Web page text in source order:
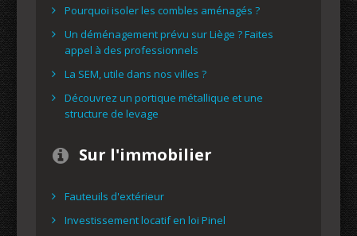
Pourquoi isoler les combles aménagés ?
Un déménagement prévu sur Liège ? Faites
appel à des professionnels
La SEM, utile dans nos villes ?
Découvrez un portique métallique et une
structure de levage
Sur l'immobilier
Fauteuils d'extérieur
Investissement locatif en loi Pinel